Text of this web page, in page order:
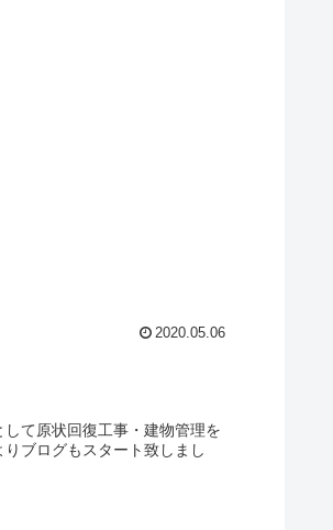
2020.05.06
て原状回復工事・建物管理を
ブログもスタート致しまし